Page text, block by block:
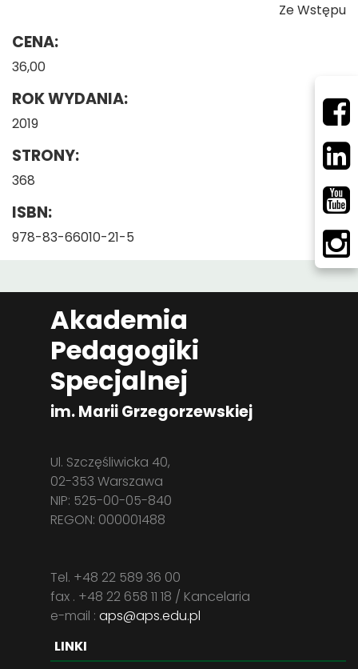
Ze Wstępu
CENA:
36,00
ROK WYDANIA:
2019
STRONY:
368
ISBN:
978-83-66010-21-5
Akademia
Pedagogiki
Specjalnej
im. Marii Grzegorzewskiej
Ul. Szczęśliwicka 40,
02-353 Warszawa
NIP: 525-00-05-840
REGON: 000001488
Tel. +48 22 589 36 00
fax . +48 22 658 11 18 / Kancelaria
e-mail : aps@aps.edu.pl
LINKI